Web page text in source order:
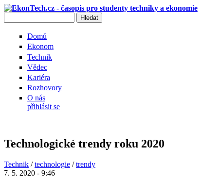
Přejít k hlavnímu obsahu
Domů
Ekonom
Technik
Vědec
Kariéra
Rozhovory
O nás
přihlásit se
Technologické trendy roku 2020
Technik /technologie /trendy
7. 5. 2020 - 9:46